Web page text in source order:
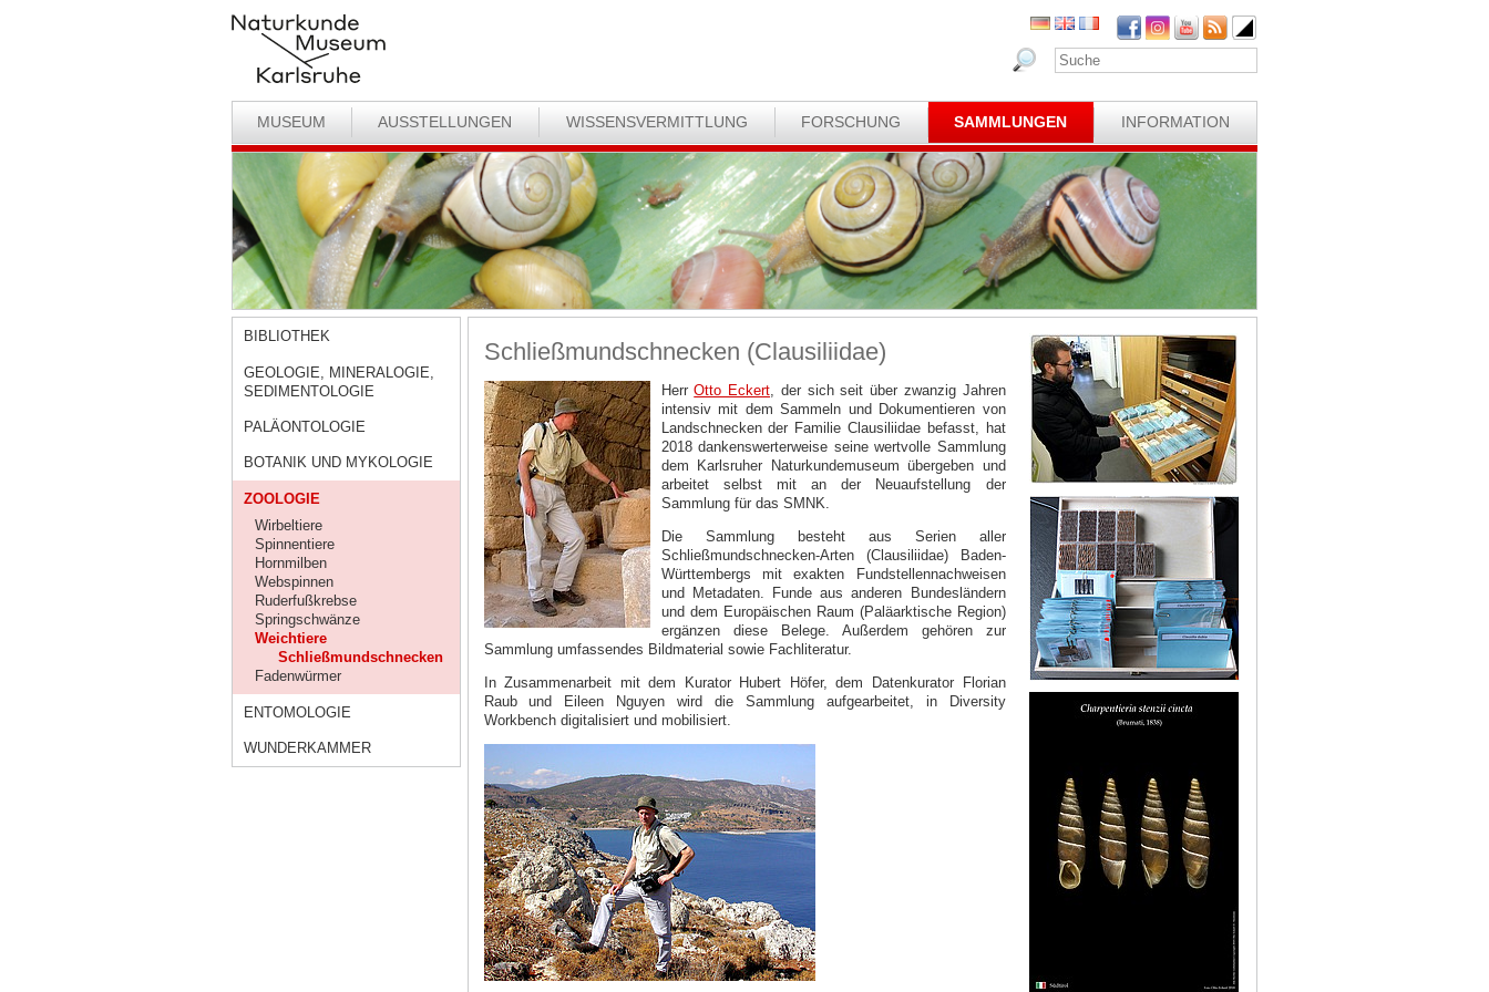
MUSEUM AUSSTELLUNGEN WISSENSVERMITTLUNG FORSCHUNG SAMMLUNGEN INFORMATION
BIBLIOTHEK
GEOLOGIE, MINERALOGIE,
SEDIMENTOLOGIE
PALÄONTOLOGIE
BOTANIK UND MYKOLOGIE
ZOOLOGIE
Wirbeltiere
Spinnentiere
Hornmilben
Webspinnen
Ruderfußkrebse
Springschwänze
Weichtiere
Schließmundschnecken
Fadenwürmer
ENTOMOLOGIE
WUNDERKAMMER
Schließmundschnecken (Clausiliidae)
HerrOtto Eckert, der sich seit über zwanzig Jahren
intensiv mit dem Sammeln und Dokumentieren von
Landschnecken der Familie Clausiliidae befasst, hat
2018 dankenswerterweise seine wertvolle Sammlung
dem Karlsruher Naturkundemuseum übergeben und
arbeitet selbst mit an der Neuaufstellung der
Sammlung für das SMNK.
Die Sammlung besteht aus Serien aller
Schließmundschnecken-Arten (Clausiliidae) Baden-
Württembergs mit exakten Fundstellennachweisen
und Metadaten. Funde aus anderen Bundesländern
und dem Europäischen Raum (Paläarktische Region)
ergänzen diese Belege. Außerdem gehören zur
Sammlung umfassendes Bildmaterial sowie Fachliteratur.
In Zusammenarbeit mit dem Kurator Hubert Höfer, dem Datenkurator Florian
Raub und Eileen Nguyen wird die Sammlung aufgearbeitet, in Diversity
Workbench digitalisiert und mobilisiert.